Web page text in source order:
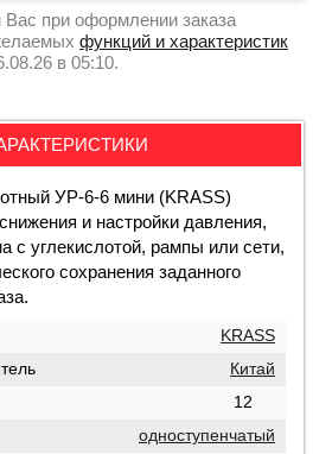
при оформлении заказа
функций и характеристик
в 05:10.
УР-6-6 мини (KRASS)
и настройки давления,
с углекислотой, рампы или сети,
сохранения заданного
KRASS
Китай
12
одноступенчатый